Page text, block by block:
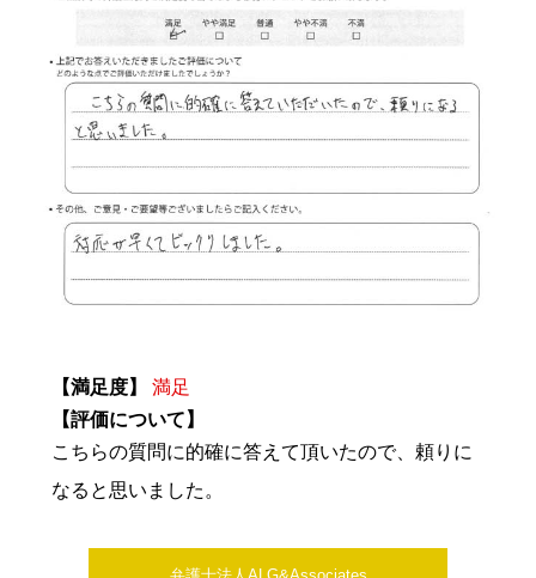
【満足度】
満足
【評価について】
こちらの質問に的確に答えて頂いたので、頼りに
なると思いました。